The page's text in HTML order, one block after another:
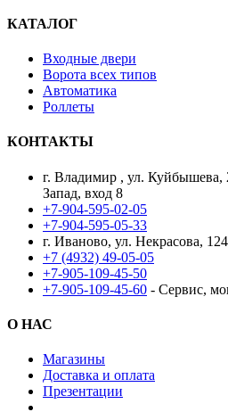
КАТАЛОГ
Входные двери
Ворота всех типов
Автоматика
Роллеты
КОНТАКТЫ
г. Владимир , ул.
Запад, вход 8
+7-904-595-02-05
+7-904-595-05-33
г. Иваново, ул. Некрасова, 124
+7 (4932) 49-05-05
+7-905-109-45-50
+7-905-109-45-60 - Сервис,
О НАС
Магазины
Доставка и оплата
Презентации